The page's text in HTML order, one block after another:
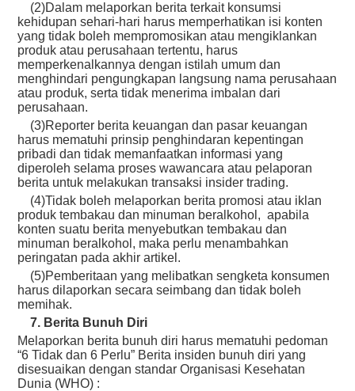
(2)Dalam melaporkan berita terkait konsumsi
kehidupan sehari-hari harus memperhatikan isi konten
yang tidak boleh mempromosikan atau mengiklankan
produk atau perusahaan tertentu, harus
memperkenalkannya dengan istilah umum dan
menghindari pengungkapan langsung nama perusahaan
atau produk, serta tidak menerima imbalan dari
perusahaan.
(3)Reporter berita keuangan dan pasar keuangan
harus mematuhi prinsip penghindaran kepentingan
pribadi dan tidak memanfaatkan informasi yang
diperoleh selama proses wawancara atau pelaporan
berita untuk melakukan transaksi insider trading.
(4)Tidak boleh melaporkan berita promosi atau iklan
produk tembakau dan minuman beralkohol, apabila
konten suatu berita menyebutkan tembakau dan
minuman beralkohol, maka perlu menambahkan
peringatan pada akhir artikel.
(5)Pemberitaan yang melibatkan sengketa konsumen
harus dilaporkan secara seimbang dan tidak boleh
memihak.
7. Berita Bunuh Diri
Melaporkan berita bunuh diri harus mematuhi pedoman
“6 Tidak dan 6 Perlu” Berita insiden bunuh diri yang
disesuaikan dengan standar Organisasi Kesehatan
Dunia (WHO) :